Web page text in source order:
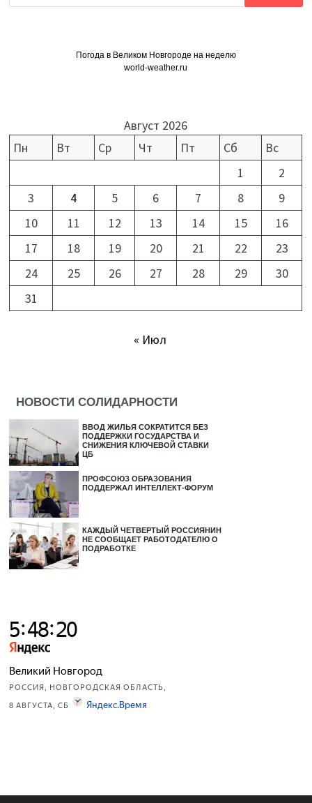
Погода в Великом Новгороде на неделю
world-weather.ru
Август 2026
Пн
Вт Ср Чт Пт Сб
Вс
1
2
3
4 5 6 7 8
9
10
11 12 13 14 15
16
17
18 19 20 21 22
23
24
25 26 27 28 29
30
31
« Июл
НОВОСТИ СОЛИДАРНОСТИ
ВВОД ЖИЛЬЯ СОКРАТИТСЯ БЕЗ
ПОДДЕРЖКИ ГОСУДАРСТВА И
СНИЖЕНИЯ КЛЮЧЕВОЙ СТАВКИ
ЦБ
ПРОФСОЮЗ ОБРАЗОВАНИЯ
ПОДДЕРЖАЛ ИНТЕЛЛЕКТ-ФОРУМ
КАЖДЫЙ ЧЕТВЕРТЫЙ РОССИЯНИН
НЕ СООБЩАЕТ РАБОТОДАТЕЛЮ О
ПОДРАБОТКЕ